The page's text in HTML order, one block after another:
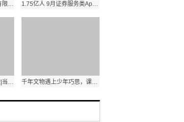
每日热点:福建棋王科技有限公司召回10件休闲鞋 1.75亿人 9月证券服务类App月活用户创年内新高-每日头条
锡宜高速扩建迎关键突破|当前热讯 千年文物遇上少年巧思，课本里的国宝在中学生妙手中“新生” 热点聚焦